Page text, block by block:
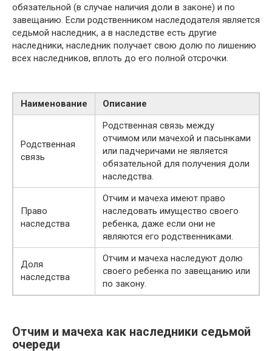
обязательной (в случае наличия доли в законе) и по
завещанию. Если родственником наследодателя является
седьмой наследник, а в наследстве есть другие
наследники, наследник получает свою долю по лишению
всех наследников, вплоть до его полной отсрочки.
Наименование Описание
Родственная
связь
Родственная связь между
отчимом или мачехой и пасынками
или падчеричами не является
обязательной для получения доли
наследства.
Право
наследства
Отчим и мачеха имеют право
наследовать имущество своего
ребенка, даже если они не
являются его родственниками.
Доля
наследства
Отчим и мачеха наследуют долю
своего ребенка по завещанию или
по закону.
Отчим и мачеха как наследники седьмой
очереди